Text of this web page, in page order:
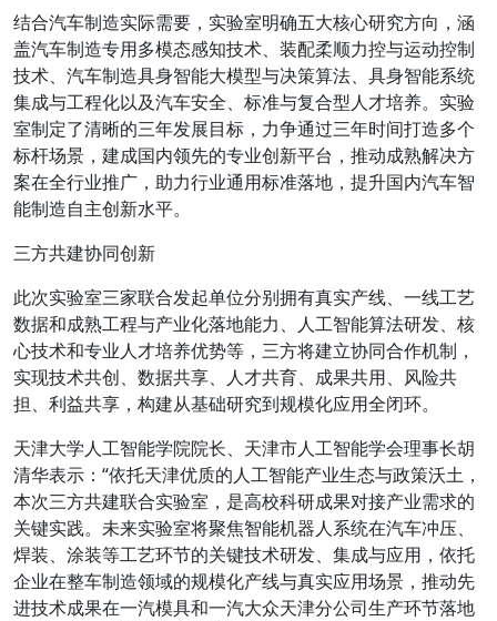
结合汽车制造实际需要，实验室明确五大核心研究方向，涵
盖汽车制造专用多模态感知技术、装配柔顺力控与运动控制
技术、汽车制造具身智能大模型与决策算法、具身智能系统
集成与工程化以及汽车安全、标准与复合型人才培养。实验
室制定了清晰的三年发展目标，力争通过三年时间打造多个
标杆场景，建成国内领先的专业创新平台，推动成熟解决方
案在全行业推广，助力行业通用标准落地，提升国内汽车智
能制造自主创新水平。
三方共建协同创新
此次实验室三家联合发起单位分别拥有真实产线、一线工艺
数据和成熟工程与产业化落地能力、人工智能算法研发、核
心技术和专业人才培养优势等，三方将建立协同合作机制，
实现技术共创、数据共享、人才共育、成果共用、风险共
担、利益共享，构建从基础研究到规模化应用全闭环。
天津大学人工智能学院院长、天津市人工智能学会理事长胡
清华表示：“依托天津优质的人工智能产业生态与政策沃土，
本次三方共建联合实验室，是高校科研成果对接产业需求的
关键实践。未来实验室将聚焦智能机器人系统在汽车冲压、
焊装、涂装等工艺环节的关键技术研发、集成与应用，依托
企业在整车制造领域的规模化产线与真实应用场景，推动先
进技术成果在一汽模具和一汽大众天津分公司生产环节落地